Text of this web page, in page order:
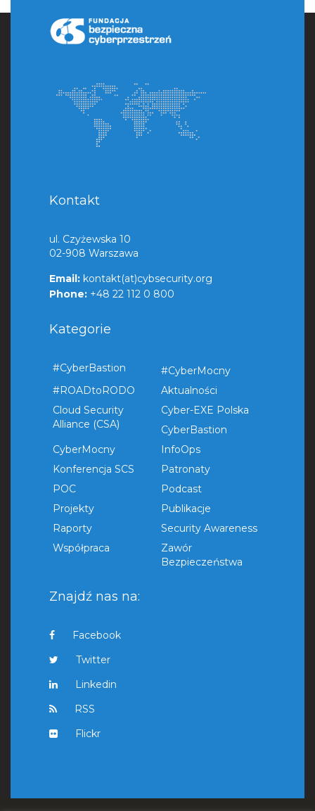
Kontakt
ul. Czyżewska 10
02-908 Warszawa
Email: kontakt(at)cybsecurity.org
Phone: +48 22 112 0 800
Kategorie
#CyberBastion
#CyberMocny
#ROADtoRODO
Aktualności
Cloud Security
Alliance (CSA)
Cyber-EXE Polska
CyberBastion
CyberMocny
InfoOps
Konferencja SCS
Patronaty
POC
Podcast
Projekty
Publikacje
Raporty
Security Awareness
Współpraca
Zawór
Bezpieczeństwa
Znajdź nas na:
Facebook
Twitter
Linkedin
RSS
Flickr